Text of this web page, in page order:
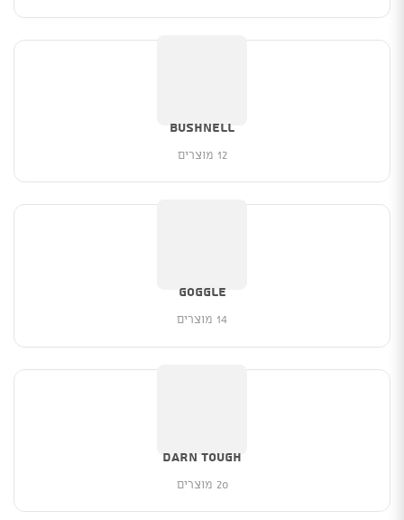
Bushnell
12 מוצרים
Goggle
14 מוצרים
DARN TOUGH
20 מוצרים